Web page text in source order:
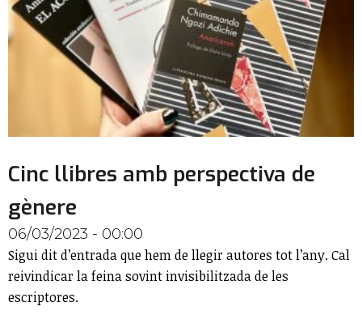
Cinc llibres amb perspectiva de
gènere
06/03/2023 - 00:00
Sigui dit d’entrada que hem de llegir autores tot l’any. Cal
reivindicar la feina sovint invisibilitzada de les
escriptores.